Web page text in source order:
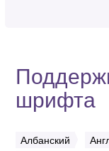
шрифта
Албанский